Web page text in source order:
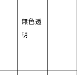
無色透
明